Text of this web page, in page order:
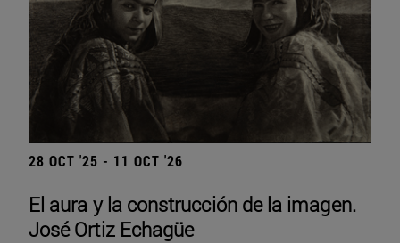
28 OCT '25 - 11 OCT '26
El aura y la construcción de la imagen.
José Ortiz Echagüe